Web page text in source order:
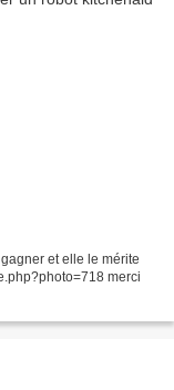
et elle le mérite
merci